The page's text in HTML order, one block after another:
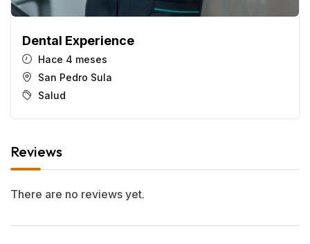
Dental Experience
Hace 4 meses
San Pedro Sula
Salud
Reviews
There are no reviews yet.